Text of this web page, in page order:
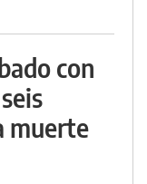
con
muerte